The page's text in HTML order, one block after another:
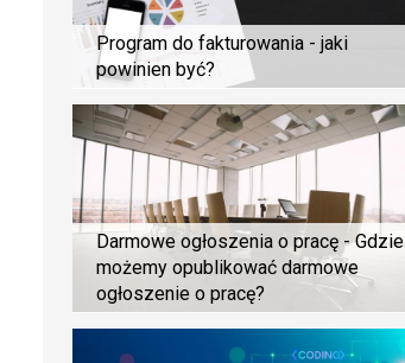
Program do fakturowania - jaki
powinien być?
Darmowe ogłoszenia o pracę - Gdzie
możemy opublikować darmowe
ogłoszenie o pracę?